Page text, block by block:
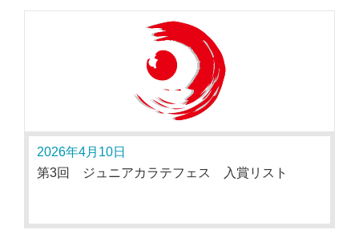
2026年4月10日
第3回 ジュニアカラテフェス 入賞リスト